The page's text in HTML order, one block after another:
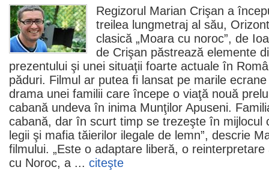
Regizorul Marian Crişan a
treilea lungmetraj al său, Orizont
clasică „Moara cu noroc”, de
de Crişan păstrează elemente
prezentului şi unei situaţii foarte actuale în
păduri. Filmul ar putea fi lansat pe marile
drama unei familii care începe o viaţă nouă
cabană undeva în inima Munţilor Apuseni.
cabană, dar în scurt timp se trezeşte în mijlocul
legii şi mafia tăierilor ilegale de lemn”, descrie
filmului. „Este o adaptare liberă, o
cu Noroc, a ... citeşte